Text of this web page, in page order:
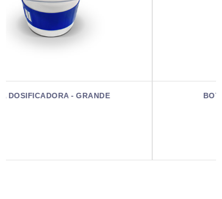
BOYA DOSIFICADORA - MINI